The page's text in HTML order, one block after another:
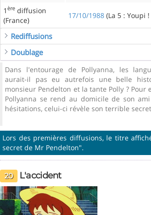
1 ère diffusion
(France)
17/10/1988 (La 5 : Youpi
Rediffusions
Doublage
Dans l'entourage de Pollyanna, les
aurait-il pas eu autrefois une belle
monsieur Pendelton et la tante Polly ?
Pollyanna se rend au domicile de son
hésitations, celui-ci révèle son terrible
Lors des premières diffusions, le titre
secret de Mr Pendelton".
20 L'accident